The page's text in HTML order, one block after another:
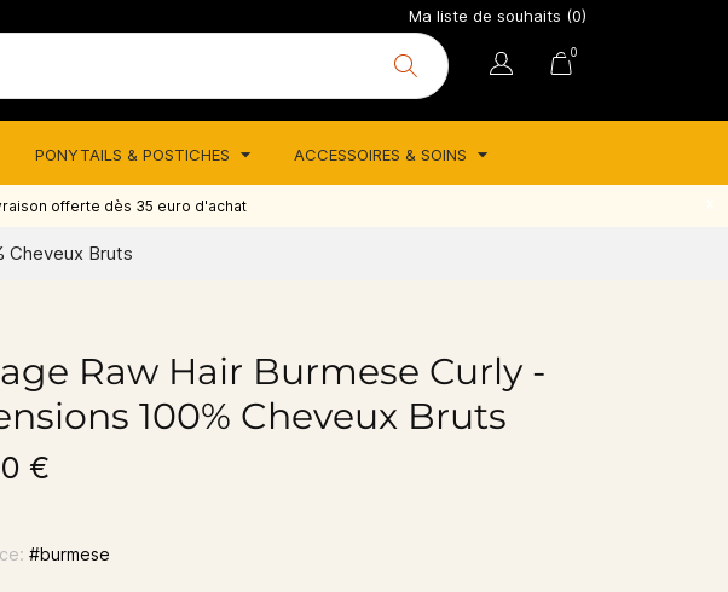
Ma liste de souhaits (0)
offerte dès 35 euro d'achat
PONYTAILS & POSTICHES ACCESSOIRES & SOINS
0
Cheveux Bruts
Raw Hair Burmese Curly -
100% Cheveux Bruts
€
#burmese